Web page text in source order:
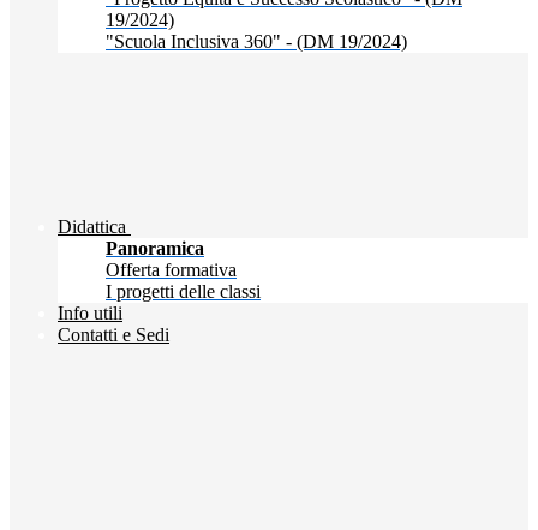
19/2024)
"Scuola Inclusiva 360" - (DM 19/2024)
Didattica
Panoramica
Offerta formativa
I progetti delle classi
Info utili
Contatti e Sedi